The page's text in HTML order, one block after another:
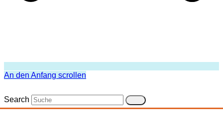
An den Anfang scrollen
Search